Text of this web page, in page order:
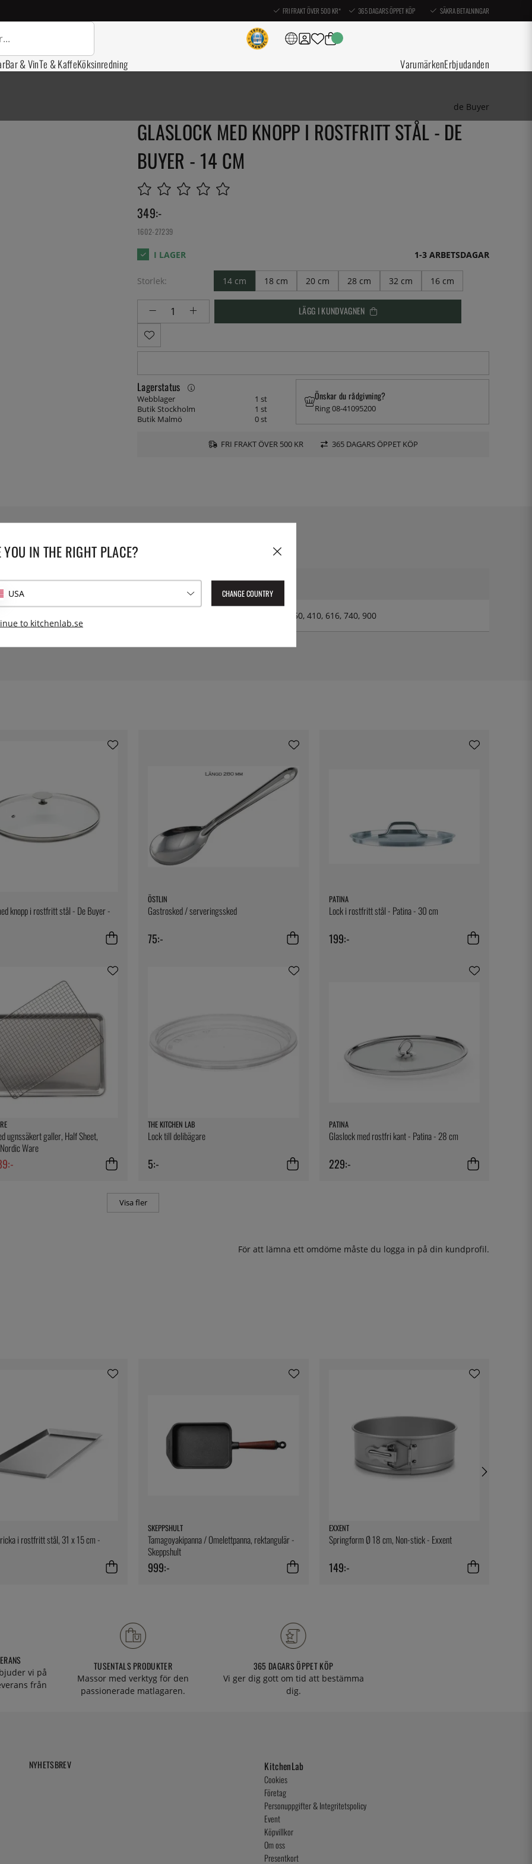
FRI FRAKT ÖVER 500 KR* 365 DAGARS ÖPPET KÖP SÄKRA BETALNINGAR
Bar & VinTe & KaffeKöksinredning VarumärkenErbjudanden
de Buyer
GLASLOCK MED KNOPP I ROSTFRITT STÅL - DE
BUYER - 14 CM
349:-
1602-27239
1-3 ARBETSDAGAR
Storlek: 14 cm 18 cm 20 cm 28 cm 32 cm 16 cm
LÄGG I KUNDVAGNEN
Lagerstatus
Webblager
1 st
Butik Stockholm
1 st
Butik Malmö
0 st
Önskar du rådgivning?
Ring 08-41095200
FRI FRAKT ÖVER 500 KR 365 DAGARS ÖPPET KÖP
woks.
Material: Glas
0, 240, 328, 350, 410, 616, 740, 900
knopp i rostfritt stål - De Buyer -
ÖSTLIN
Gastrosked / serveringssked
75:-
PATINA
Lock i rostfritt stål - Patina - 30 cm
199:-
ugnssäkert galler, Half Sheet,
Ware
THE KITCHEN LAB
Lock till delibägare
5:-
PATINA
Glaslock med rostfri kant - Patina - 28 cm
229:-
Visa fler
För att lämna ett omdöme måste du logga in på din kundprofil.
i rostfritt stål, 31 x 15 cm -
SKEPPSHULT
Tamagoyakipanna / Omelettpanna, rektangulär -
Skeppshult
999:-
EXXENT
Springform Ø 18 cm, Non-stick - Exxent
149:-
vi på
från
TUSENTALS PRODUKTER
Massor med verktyg för den
passionerade matlagaren.
365 DAGARS ÖPPET KÖP
Vi ger dig gott om tid att bestämma
dig.
NYHETSBREV KitchenLab
Cookies
Företag
Personuppgifter & Integritetspolicy
Event
Köpvillkor
Om oss
Presentkort
YOU IN THE RIGHT PLACE?
USA CHANGE COUNTRY
to kitchenlab.se